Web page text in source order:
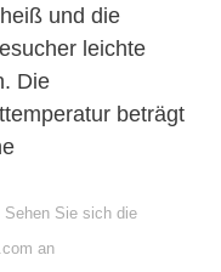
und die
leichte
Die
beträgt
Sehen Sie sich die
an